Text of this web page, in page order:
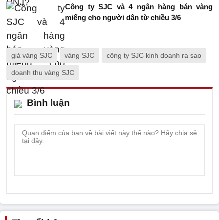
Công ty SJC và 4 ngân hàng bán vàng
miếng cho người dân từ chiều 3/6
giá vàng SJC vàng SJC công ty SJC kinh doanh ra sao
doanh thu vàng SJC
Bình luận